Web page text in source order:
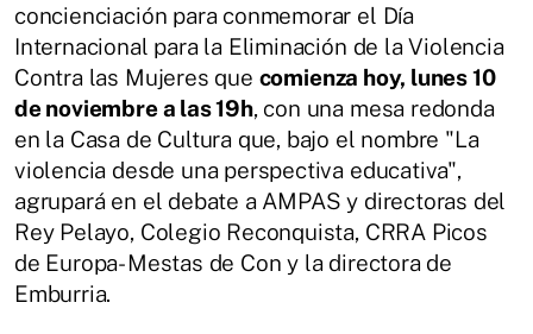
concienciación para conmemorar el Día
Internacional para la Eliminación de la Violencia
Contra las Mujeres que comienza hoy, lunes 10
de noviembre a las 19h, con una mesa redonda
en la Casa de Cultura que, bajo el nombre "La
violencia desde una perspectiva educativa",
agrupará en el debate a AMPAS y directoras del
Rey Pelayo, Colegio Reconquista, CRRA Picos
de Europa- Mestas de Con y la directora de
Emburria.